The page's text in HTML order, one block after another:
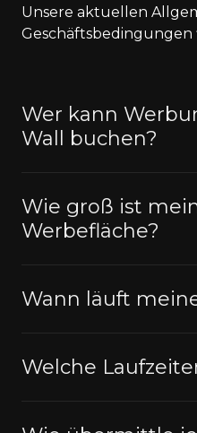
Unsere aktuellen
Geschäftsbedingungen
Wer kann
Wall buchen?
Wie groß ist
Werbefläche?
Wann läuft
Welche